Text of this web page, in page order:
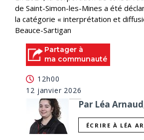
de Saint-Simon-les-Mines a été
la catégorie « interprétation et
Beauce-Sartigan
Partager à
ma communauté
12h00
12 janvier 2026
Par Léa
ÉCRIRE À LÉA